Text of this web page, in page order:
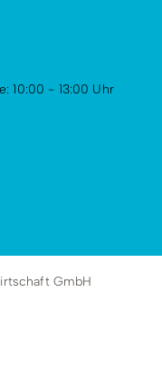
10:00 - 13:00 Uhr
GmbH